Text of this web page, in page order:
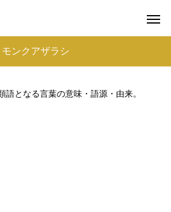
モンクアザラシ
語となる言葉の意味・語源・由来。